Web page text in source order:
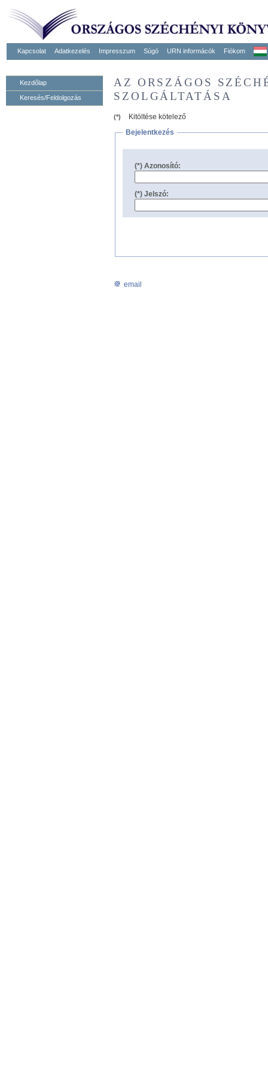
Kapcsolat Adatkezelés Impresszum Súgó URN informácók Fiókom
Kezdőlap
Keresés/Feldolgozás
AZ ORSZÁGOS
SZOLGÁLTATÁSA
(*)
Kitöltése kötelező
Bejelentkezés
(*) Azonosító:
(*) Jelszó:
email